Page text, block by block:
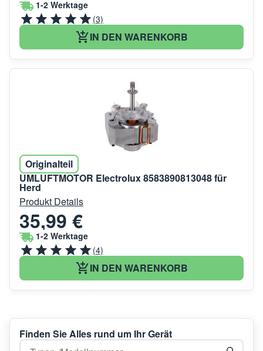
1-2 Werktage
(3)
IN DEN WARENKORB
Originalteil
UMLUFTMOTOR Electrolux 8583890813048 für
Herd
Produkt Details
35,99 €
1-2 Werktage
(4)
IN DEN WARENKORB
Finden Sie Alles rund um Ihr Gerät